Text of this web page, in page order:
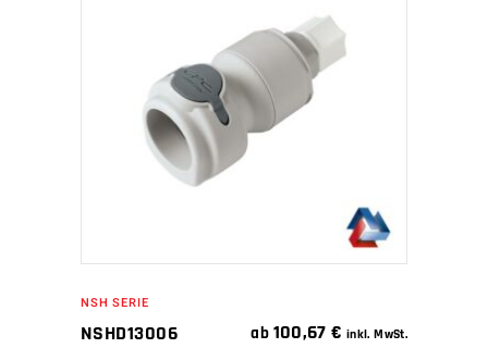
WEITERLESEN
NSH SERIE
NSHD13006 ab 100,67€ inkl. MwSt.